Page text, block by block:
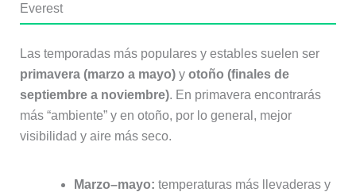
Everest
Las temporadas más populares y estables suelen ser
primavera (marzo a mayo)y otoño (finales de
septiembre a noviembre). En primavera encontrarás
más “ambiente” y en otoño, por lo general, mejor
visibilidad y aire más seco.
Marzo–mayo: temperaturas más llevaderas y